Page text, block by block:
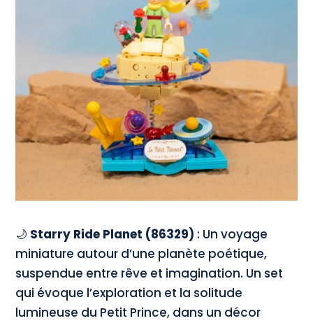
🌙 Starry Ride Planet (86329) : Un voyage
miniature autour d’une planète poétique,
suspendue entre rêve et imagination. Un set
qui évoque l’exploration et la solitude
lumineuse du Petit Prince, dans un décor